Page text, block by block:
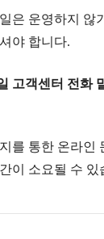
은 운영하지 않
야 합니다.
고객센터 전화
를 통한 온라인
이 소요될 수 있